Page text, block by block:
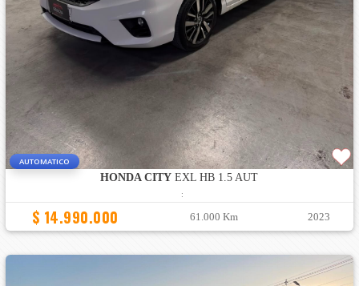
AUTOMATICO
HONDA CITY EXL HB 1.5 AUT
:
$ 14.990.000 61.000 Km 2023